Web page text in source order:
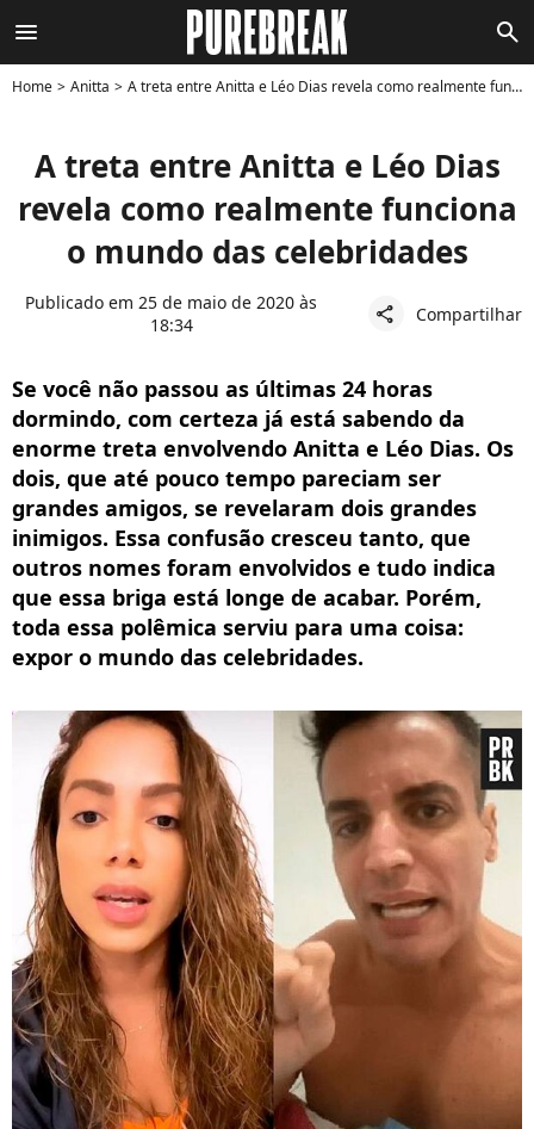
menu search
Home Anitta A treta entre Anitta e Léo Dias revela como realmente funciona o mundo das celebridades
A treta entre Anitta e Léo Dias
revela como realmente funciona
o mundo das celebridades
Publicado em 25 de maio de 2020 às
18:34
share Compartilhar
Se você não passou as últimas 24 horas
dormindo, com certeza já está sabendo da
enorme treta envolvendo Anitta e Léo Dias. Os
dois, que até pouco tempo pareciam ser
grandes amigos, se revelaram dois grandes
inimigos. Essa confusão cresceu tanto, que
outros nomes foram envolvidos e tudo indica
que essa briga está longe de acabar. Porém,
toda essa polêmica serviu para uma coisa:
expor o mundo das celebridades.